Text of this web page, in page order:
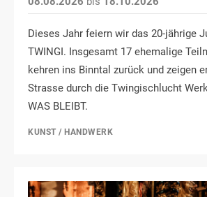
Dieses Jahr feiern wir das 20-jährige
TWINGI. Insgesamt 17 ehemalige
kehren ins Binntal zurück und zeigen
Strasse durch die Twingischlucht
WAS BLEIBT.
KUNST / HANDWERK